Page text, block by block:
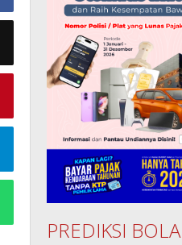
PREDIKSI BOLA